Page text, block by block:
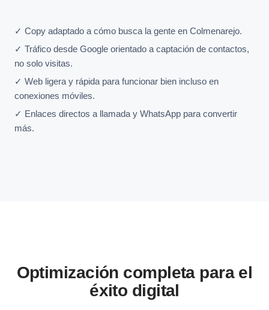
✓ Copy adaptado a cómo busca la gente en Colmenarejo.
✓ Tráfico desde Google orientado a captación de contactos,
no solo visitas.
✓ Web ligera y rápida para funcionar bien incluso en
conexiones móviles.
✓ Enlaces directos a llamada y WhatsApp para convertir
más.
Optimización completa para el
éxito digital